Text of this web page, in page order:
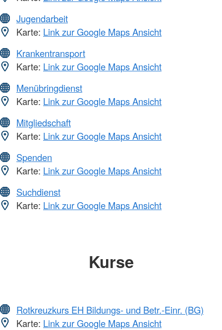
Jugendarbeit
Karte: Link zur Google Maps Ansicht
Krankentransport
Karte: Link zur Google Maps Ansicht
Menübringdienst
Karte: Link zur Google Maps Ansicht
Mitgliedschaft
Karte: Link zur Google Maps Ansicht
Spenden
Karte: Link zur Google Maps Ansicht
Suchdienst
Karte: Link zur Google Maps Ansicht
Kurse
Rotkreuzkurs EH Bildungs- und Betr.-Einr. (BG)
Karte: Link zur Google Maps Ansicht